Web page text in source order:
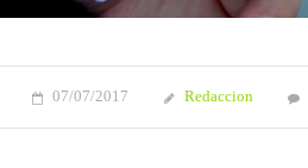
07/07/2017 Redaccion